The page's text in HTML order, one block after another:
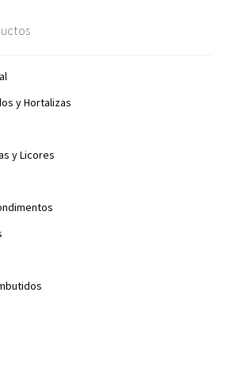
y Hortalizas
y Licores